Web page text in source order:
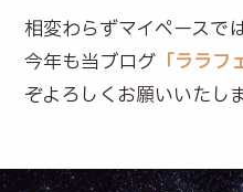
相変わらずマイペースで
今年も当ブログ 「ララフ
ぞよろしくお願いいた